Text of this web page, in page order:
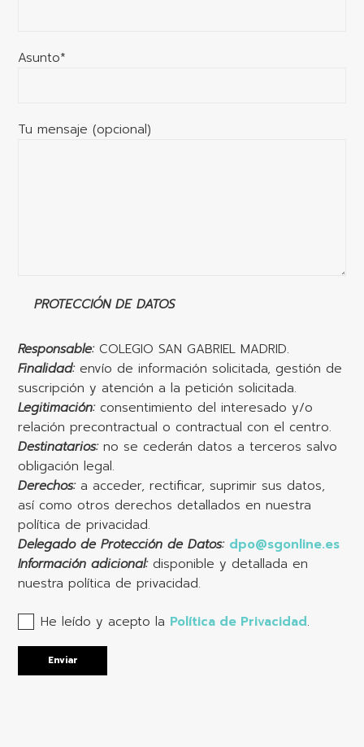
Asunto*
Tu mensaje (opcional)
PROTECCIÓN DE DATOS
Responsable:COLEGIO SAN GABRIEL MADRID.
Finalidad:envío de información solicitada, gestión de
suscripción y atención a la petición solicitada.
Legitimación:consentimiento del interesado y/o
relación precontractual o contractual con el centro.
Destinatarios:no se cederán datos a terceros salvo
obligación legal.
Derechos:a acceder, rectificar, suprimir sus datos,
así como otros derechos detallados en nuestra
política de privacidad.
Delegado de Protección de Datos: dpo@sgonline.es
Información adicional:disponible y detallada en
nuestra política de privacidad.
He leído y acepto la Política de Privacidad.